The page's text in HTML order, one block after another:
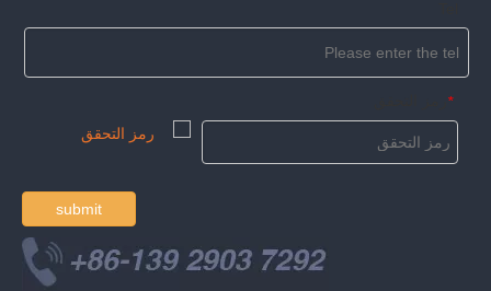
*
submit